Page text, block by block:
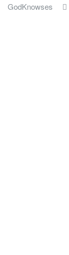
GodKnowses